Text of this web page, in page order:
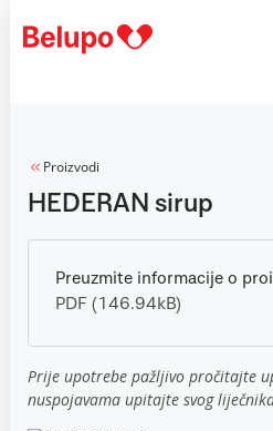
Proizvodi
HEDERAN sirup
Preuzmite informacije o
PDF (146.94kB)
Prije upotrebe pažljivo pročitajte
nuspojavama upitajte svog